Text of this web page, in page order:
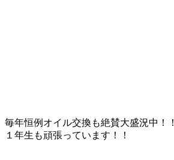
毎年恒例オイル交換も絶賛大盛況中！！
１年生も頑張っています！！